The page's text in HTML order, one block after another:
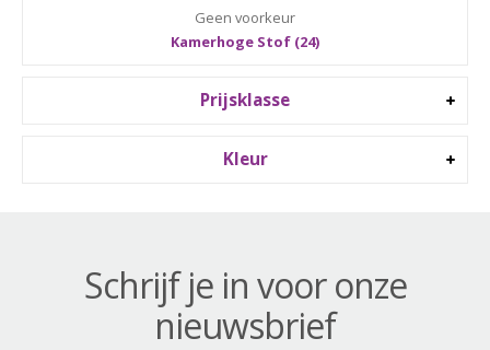
Geen voorkeur
Kamerhoge Stof (24)
Prijsklasse
Kleur
Schrijf je in voor onze
nieuwsbrief